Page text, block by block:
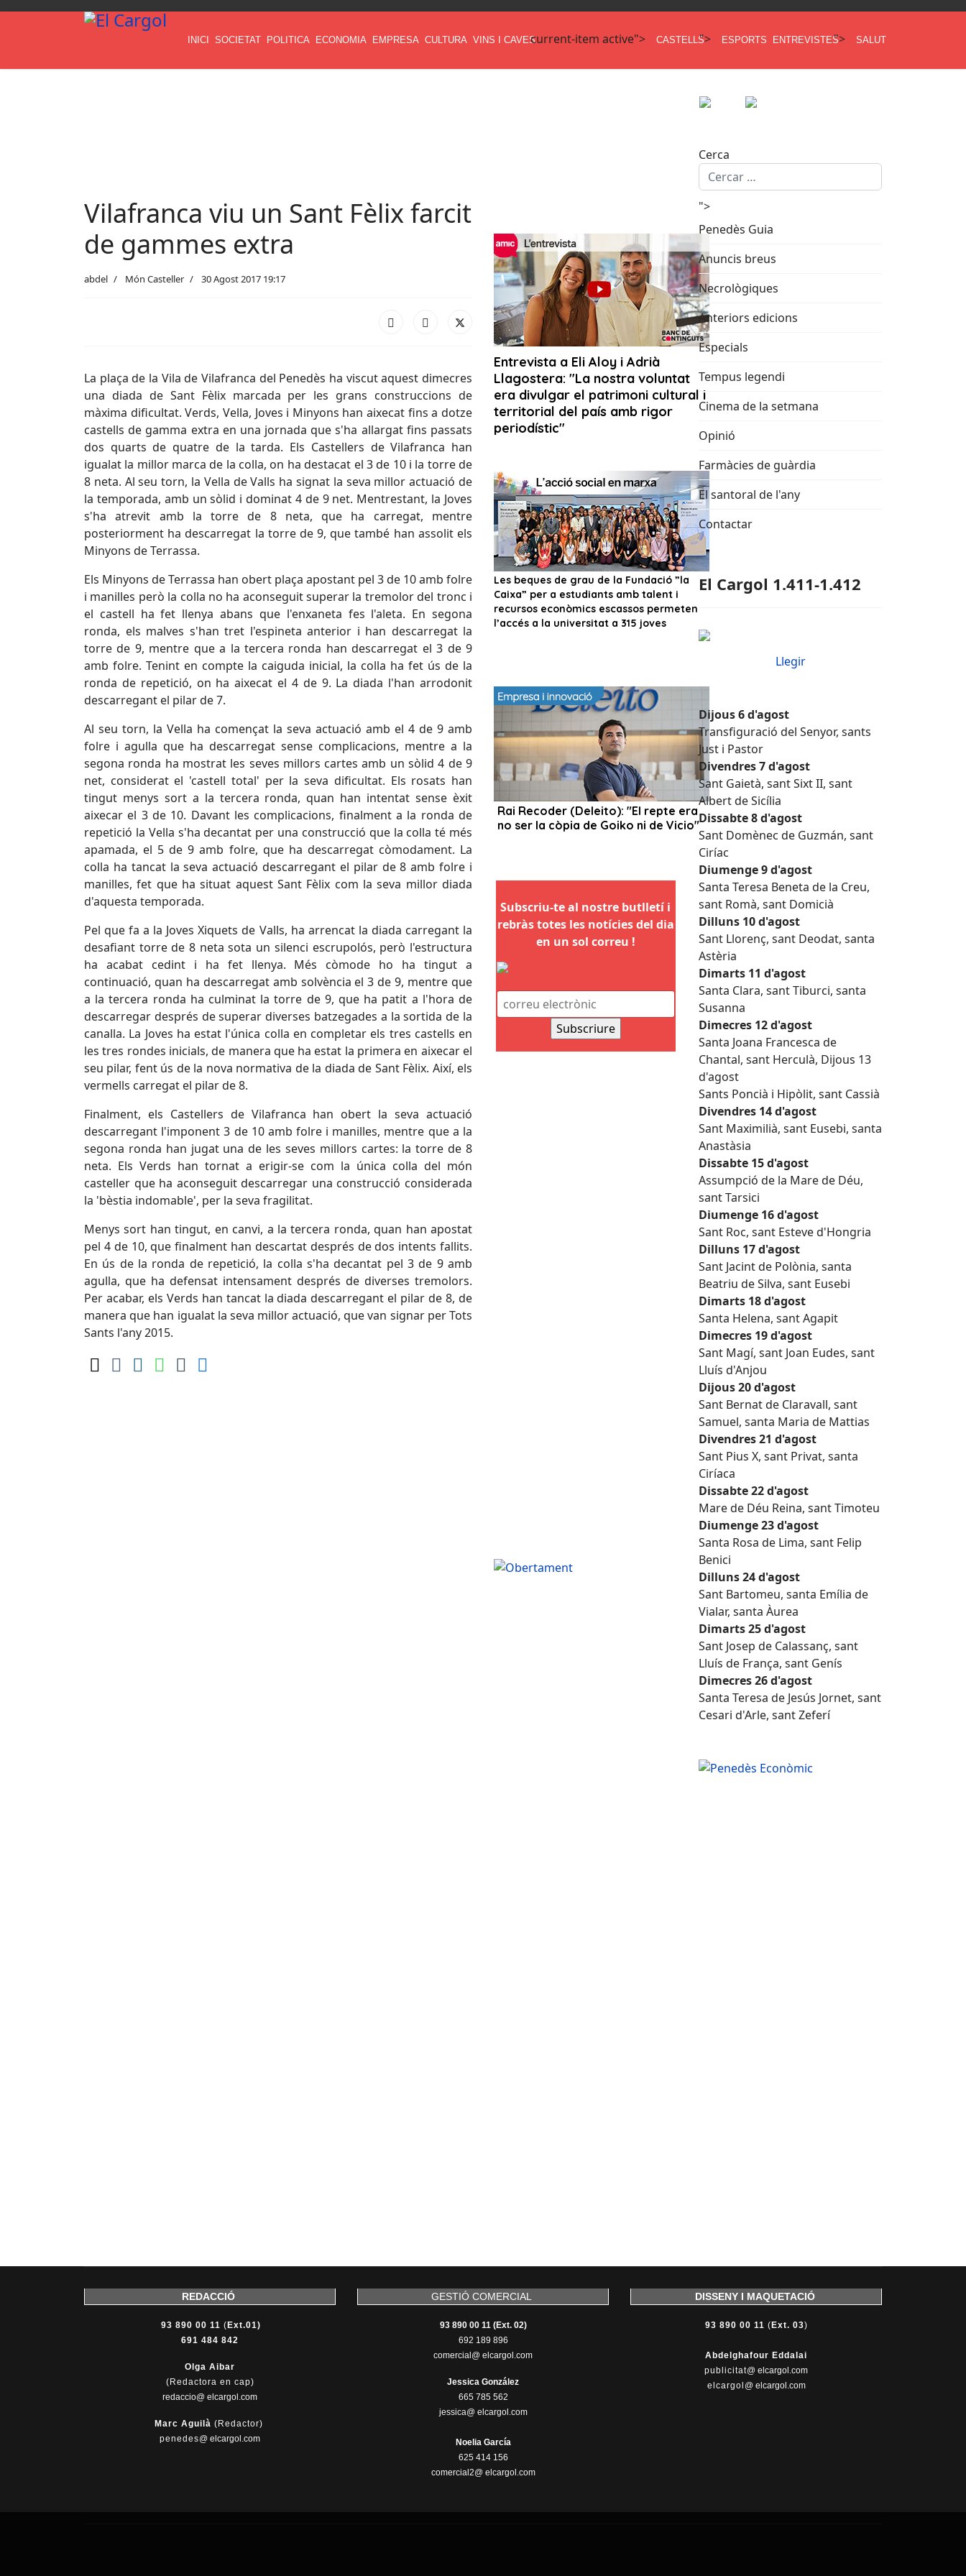
INICI SOCIETAT POLITICA ECONOMIA EMPRESA CULTURA VINS I CAVEScurrent-item active"> CASTELLS"> ESPORTS ENTREVISTES"> SALUT
Cerca
Vilafranca viu un Sant Fèlix farcit
de gammes extra
abdel Món Casteller 30 Agost 2017 19:17
La plaça de la Vila de Vilafranca del Penedès ha viscut aquest dimecres
una diada de Sant Fèlix marcada per les grans construccions de
màxima dificultat. Verds, Vella, Joves i Minyons han aixecat fins a dotze
castells de gamma extra en una jornada que s'ha allargat fins passats
dos quarts de quatre de la tarda. Els Castellers de Vilafranca han
igualat la millor marca de la colla, on ha destacat el 3 de 10 i la torre de
8 neta. Al seu torn, la Vella de Valls ha signat la seva millor actuació de
la temporada, amb un sòlid i dominat 4 de 9 net. Mentrestant, la Joves
s'ha atrevit amb la torre de 8 neta, que ha carregat, mentre
posteriorment ha descarregat la torre de 9, que també han assolit els
Minyons de Terrassa.
Els Minyons de Terrassa han obert plaça apostant pel 3 de 10 amb folre
i manilles però la colla no ha aconseguit superar la tremolor del tronc i
el castell ha fet llenya abans que l'enxaneta fes l'aleta. En segona
ronda, els malves s'han tret l'espineta anterior i han descarregat la
torre de 9, mentre que a la tercera ronda han descarregat el 3 de 9
amb folre. Tenint en compte la caiguda inicial, la colla ha fet ús de la
ronda de repetició, on ha aixecat el 4 de 9. La diada l'han arrodonit
descarregant el pilar de 7.
Al seu torn, la Vella ha començat la seva actuació amb el 4 de 9 amb
folre i agulla que ha descarregat sense complicacions, mentre a la
segona ronda ha mostrat les seves millors cartes amb un sòlid 4 de 9
net, considerat el 'castell total' per la seva dificultat. Els rosats han
tingut menys sort a la tercera ronda, quan han intentat sense èxit
aixecar el 3 de 10. Davant les complicacions, finalment a la ronda de
repetició la Vella s'ha decantat per una construcció que la colla té més
apamada, el 5 de 9 amb folre, que ha descarregat còmodament. La
colla ha tancat la seva actuació descarregant el pilar de 8 amb folre i
manilles, fet que ha situat aquest Sant Fèlix com la seva millor diada
d'aquesta temporada.
Pel que fa a la Joves Xiquets de Valls, ha arrencat la diada carregant la
desafiant torre de 8 neta sota un silenci escrupolós, però l'estructura
ha acabat cedint i ha fet llenya. Més còmode ho ha tingut a
continuació, quan ha descarregat amb solvència el 3 de 9, mentre que
a la tercera ronda ha culminat la torre de 9, que ha patit a l'hora de
descarregar després de superar diverses batzegades a la sortida de la
canalla. La Joves ha estat l'única colla en completar els tres castells en
les tres rondes inicials, de manera que ha estat la primera en aixecar el
seu pilar, fent ús de la nova normativa de la diada de Sant Fèlix. Així, els
vermells carregat el pilar de 8.
Finalment, els Castellers de Vilafranca han obert la seva actuació
descarregant l'imponent 3 de 10 amb folre i manilles, mentre que a la
segona ronda han jugat una de les seves millors cartes: la torre de 8
neta. Els Verds han tornat a erigir-se com la única colla del món
casteller que ha aconseguit descarregar una construcció considerada
la 'bèstia indomable', per la seva fragilitat.
Menys sort han tingut, en canvi, a la tercera ronda, quan han apostat
pel 4 de 10, que finalment han descartat després de dos intents fallits.
En ús de la ronda de repetició, la colla s'ha decantat pel 3 de 9 amb
agulla, que ha defensat intensament després de diverses tremolors.
Per acabar, els Verds han tancat la diada descarregant el pilar de 8, de
manera que han igualat la seva millor actuació, que van signar per Tots
Sants l'any 2015.
Subscriu-te al nostre butlletí i
rebràs totes les notícies del dia
en un sol correu !
">
Penedès Guia
Anuncis breus
Necrològiques
Anteriors edicions
Especials
Tempus legendi
Cinema de la setmana
Opinió
Farmàcies de guàrdia
El santoral de l'any
Contactar
El Cargol 1.411-1.412
Llegir
Dijous 6 d'agost
Transfiguració del Senyor, sants
Just i Pastor
Divendres 7 d'agost
Sant Gaietà, sant Sixt II, sant
Albert de Sicília
Dissabte 8 d'agost
Sant Domènec de Guzmán, sant
Ciríac
Diumenge 9 d'agost
Santa Teresa Beneta de la Creu,
sant Romà, sant Domicià
Dilluns 10 d'agost
Sant Llorenç, sant Deodat, santa
Astèria
Dimarts 11 d'agost
Santa Clara, sant Tiburci, santa
Susanna
Dimecres 12 d'agost
Santa Joana Francesca de
Chantal, sant Herculà, Dijous 13
d'agost
Sants Poncià i Hipòlit, sant Cassià
Divendres 14 d'agost
Sant Maximilià, sant Eusebi, santa
Anastàsia
Dissabte 15 d'agost
Assumpció de la Mare de Déu,
sant Tarsici
Diumenge 16 d'agost
Sant Roc, sant Esteve d'Hongria
Dilluns 17 d'agost
Sant Jacint de Polònia, santa
Beatriu de Silva, sant Eusebi
Dimarts 18 d'agost
Santa Helena, sant Agapit
Dimecres 19 d'agost
Sant Magí, sant Joan Eudes, sant
Lluís d'Anjou
Dijous 20 d'agost
Sant Bernat de Claravall, sant
Samuel, santa Maria de Mattias
Divendres 21 d'agost
Sant Pius X, sant Privat, santa
Ciríaca
Dissabte 22 d'agost
Mare de Déu Reina, sant Timoteu
Diumenge 23 d'agost
Santa Rosa de Lima, sant Felip
Benici
Dilluns 24 d'agost
Sant Bartomeu, santa Emília de
Vialar, santa Àurea
Dimarts 25 d'agost
Sant Josep de Calassanç, sant
Lluís de França, sant Genís
Dimecres 26 d'agost
Santa Teresa de Jesús Jornet, sant
Cesari d'Arle, sant Zeferí
REDACCIÓ
93 890 00 11 ( Ext.01)
691 484 842
Olga Aibar
(Redactora en cap)
redaccio@ elcargol.com
Marc Aguilà (Redactor)
penedes@ elcargol.com
GESTIÓ COMERCIAL
93 890 00 11 (Ext. 02)
692 189 896
comercial@ elcargol.com
Jessica González
665 785 562
jessica@ elcargol.com
Noelia García
625 414 156
comercial2@ elcargol.com
DISSENY I MAQUETACIÓ
93 890 00 11 ( Ext. 03)
Abdelghafour Eddalai
publicitat@ elcargol.com
elcargol @ elcargol.com